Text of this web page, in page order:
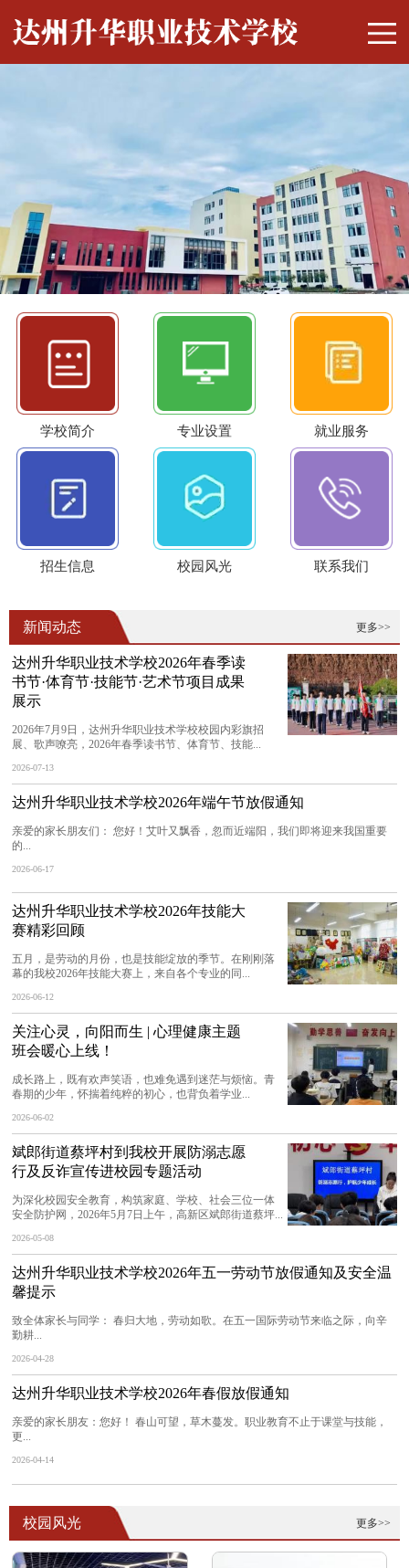
学校简介 专业设置 就业服务
招生信息 校园风光 联系我们
更多>>
新闻动态
达州升华职业技术学校2026年春季读
书节·体育节·技能节·艺术节项目成果
展示
2026年7月9日，达州升华职业技术学校校园内彩旗招
展、歌声嘹亮，2026年春季读书节、体育节、技能...
2026-07-13
达州升华职业技术学校2026年端午节放假通知
亲爱的家长朋友们： 您好！艾叶又飘香，忽而近端阳，我们即将迎来我国重要
的...
2026-06-17
达州升华职业技术学校2026年技能大
赛精彩回顾
五月，是劳动的月份，也是技能绽放的季节。在刚刚落
幕的我校2026年技能大赛上，来自各个专业的同...
2026-06-12
关注心灵，向阳而生 | 心理健康主题
班会暖心上线！
成长路上，既有欢声笑语，也难免遇到迷茫与烦恼。青
春期的少年，怀揣着纯粹的初心，也背负着学业...
2026-06-02
斌郎街道蔡坪村到我校开展防溺志愿
行及反诈宣传进校园专题活动
为深化校园安全教育，构筑家庭、学校、社会三位一体
安全防护网，2026年5月7日上午，高新区斌郎街道蔡坪...
2026-05-08
达州升华职业技术学校2026年五一劳动节放假通知及安全温
馨提示
致全体家长与同学： 春归大地，劳动如歌。在五一国际劳动节来临之际，向辛
勤耕...
2026-04-28
达州升华职业技术学校2026年春假放假通知
亲爱的家长朋友：您好！ 春山可望，草木蔓发。职业教育不止于课堂与技能，
更...
2026-04-14
更多>>
校园风光